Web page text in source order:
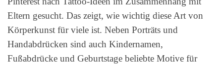
Eltern gesucht. Das zeigt, wie wichtig diese Art von
Körperkunst für viele ist. Neben Porträts und
Handabdrücken sind auch Kindernamen,
Fußabdrücke und Geburtstage beliebte Motive für